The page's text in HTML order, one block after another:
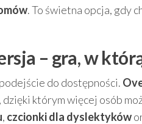
. To świetna opcja, gdy
– gra, w
do dostępności.
którym więcej osób
, czcionki dla dyslektyków